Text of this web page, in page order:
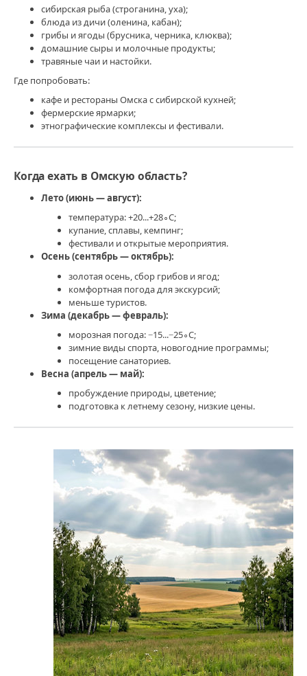
сибирская рыба (строганина, уха);
блюда из дичи (оленина, кабан);
грибы и ягоды (брусника, черника, клюква);
домашние сыры и молочные продукты;
травяные чаи и настойки.
Где попробовать:
кафе и рестораны Омска с сибирской кухней;
фермерские ярмарки;
этнографические комплексы и фестивали.
Когда ехать в Омскую область?
Лето (июнь — август):
температура:+20...+28∘C;
купание, сплавы, кемпинг;
фестивали и открытые мероприятия.
Осень (сентябрь — октябрь):
золотая осень, сбор грибов и ягод;
комфортная погода для экскурсий;
меньше туристов.
Зима (декабрь — февраль):
морозная погода:−15...−25∘C;
зимние виды спорта, новогодние программы;
посещение санаториев.
Весна (апрель — май):
пробуждение природы, цветение;
подготовка к летнему сезону, низкие цены.